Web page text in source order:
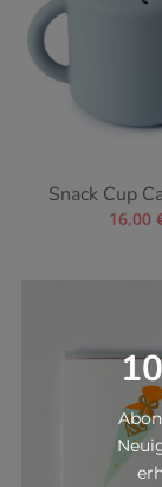
Snack Cup
16,00